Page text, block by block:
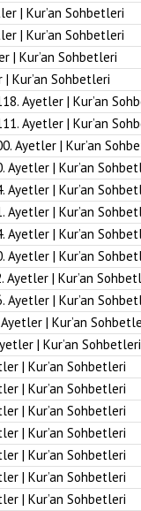
| Kur’an Sohbetleri
| Kur’an Sohbetleri
| Kur’an Sohbetleri
Kur’an Sohbetleri
Ayetler | Kur’an
Ayetler | Kur’an
Ayetler | Kur’an
Ayetler | Kur’an
Ayetler | Kur’an
Ayetler | Kur’an
Ayetler | Kur’an
Ayetler | Kur’an
Ayetler | Kur’an
Ayetler | Kur’an
| Kur’an
| Kur’an Sohbetleri
| Kur’an Sohbetleri
| Kur’an Sohbetleri
| Kur’an Sohbetleri
| Kur’an Sohbetleri
| Kur’an Sohbetleri
| Kur’an Sohbetleri
| Kur’an Sohbetleri